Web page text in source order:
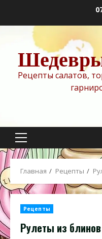
содержимому
Рецепты салатов,
Основное
меню
Главная Рецепты
Рецепты
Рулеты из блинов